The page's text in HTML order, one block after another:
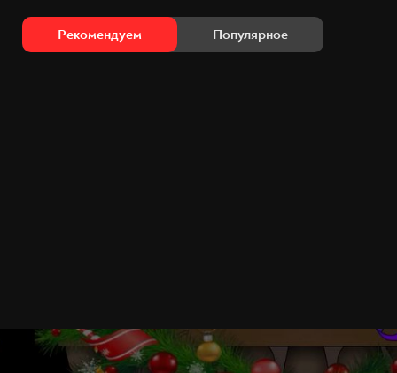
Рекомендуем Популярное